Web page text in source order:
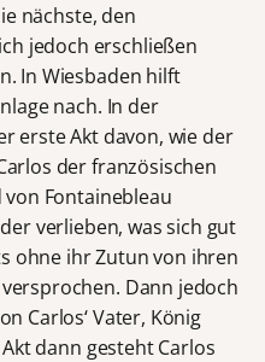
nächste, den
jedoch erschließen
In Wiesbaden hilft
nach. In der
erste Akt davon, wie der
der französischen
von Fontainebleau
verlieben, was sich gut
ohne ihr Zutun von ihren
Dann jedoch
Carlos‘ Vater, König
dann gesteht Carlos